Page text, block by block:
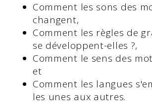
Comment les sons des
changent,
Comment les règles de
se développent-elles ?,
Comment le sens des
et
Comment les langues
les unes aux autres.